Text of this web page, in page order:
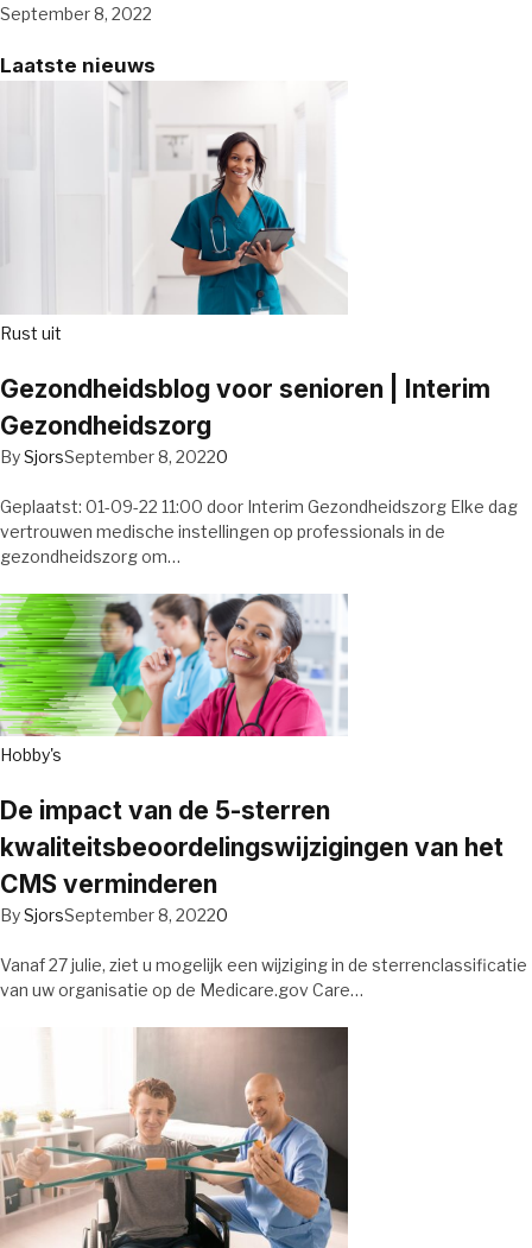
September 8, 2022
Laatste nieuws
Rust uit
Gezondheidsblog voor senioren | Interim
Gezondheidszorg
BySjorsSeptember 8, 20220
Geplaatst: 01-09-22 11:00 door Interim Gezondheidszorg Elke dag
vertrouwen medische instellingen op professionals in de
gezondheidszorg om…
Hobby's
De impact van de 5-sterren
kwaliteitsbeoordelingswijzigingen van het
CMS verminderen
BySjorsSeptember 8, 20220
Vanaf 27 julie, ziet u mogelijk een wijziging in de sterrenclassificatie
van uw organisatie op de Medicare.gov Care…